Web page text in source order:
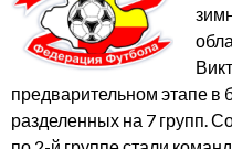
предварительном этапе в
разделенных на 7 групп.